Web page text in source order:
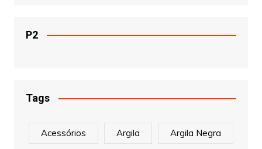
P2
Tags
Acessórios Argila Argila Negra